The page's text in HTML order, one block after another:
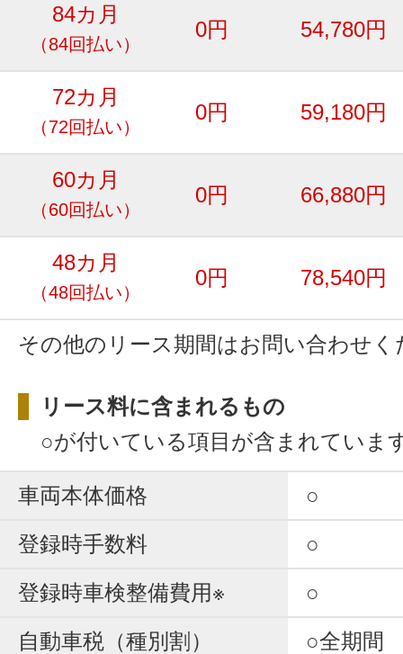
84カ月
（84回払い）
0円 54,780円
72カ月
（72回払い）
0円 59,180円
60カ月
（60回払い）
0円 66,880円
48カ月
（48回払い）
0円 78,540円
その他のリース期間はお問い合わせく
リース料に含まれるもの
○が付いている項目が含まれていま
車両本体価格
○
登録時手数料
○
登録時車検整備費用※
○
自動車税（種別割）
○全期間